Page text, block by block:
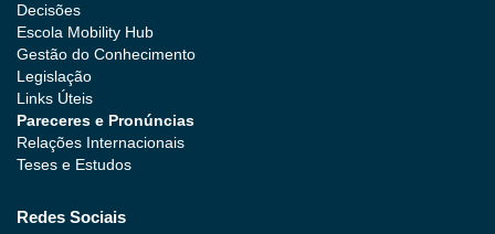
Decisões
Escola Mobility Hub
Gestão do Conhecimento
Legislação
Links Úteis
Pareceres e Pronúncias
Relações Internacionais
Teses e Estudos
Redes Sociais